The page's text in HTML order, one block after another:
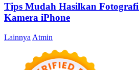
Tips Mudah Hasilkan
Kamera iPhone
Lainnya Atmin